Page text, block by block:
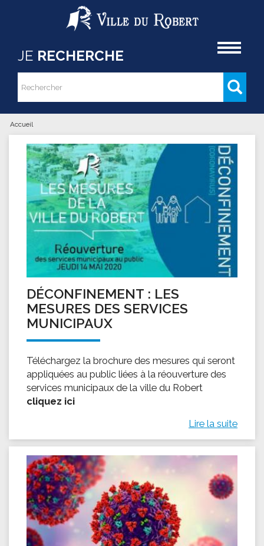
Aller au contenu principal
JE RECHERCHE
Formulaire de recherche
Rechercher
Vous êtes ici
Accueil
DÉCONFINEMENT : LES
MESURES DES SERVICES
MUNICIPAUX
Téléchargez la brochure des mesures qui seront
appliquées au public liées à la réouverture des
services municipaux de la ville du Robert
cliquez ici
Lire la suite